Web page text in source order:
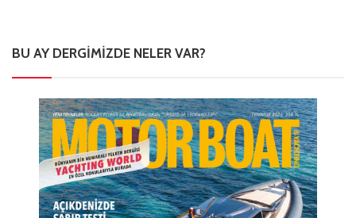
BU AY DERGIMIZDE NELER VAR?